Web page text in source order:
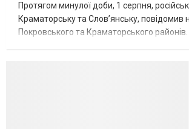
Протягом минулої доби, 1 серпня,
Краматорську та Слов’янську,
Покровського та Краматорського